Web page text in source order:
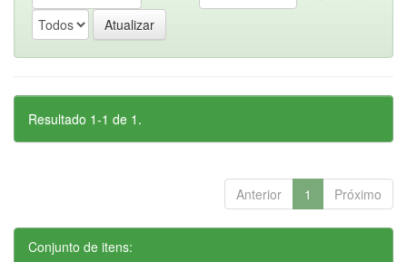
Resultado 1-1 de 1.
Anterior 1 Próximo
Conjunto de itens: